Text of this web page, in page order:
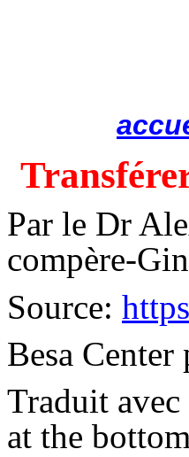
Par le Dr
compère-
Source:
Besa
Traduit avec
at the bottom